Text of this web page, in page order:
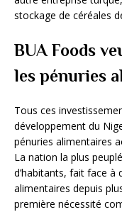
stockage de céréales
BUA Foods
les pénuries
Tous ces
développement du
pénuries alimentaires
La nation la plus
d’habitants, fait face à
alimentaires depuis
première nécessité